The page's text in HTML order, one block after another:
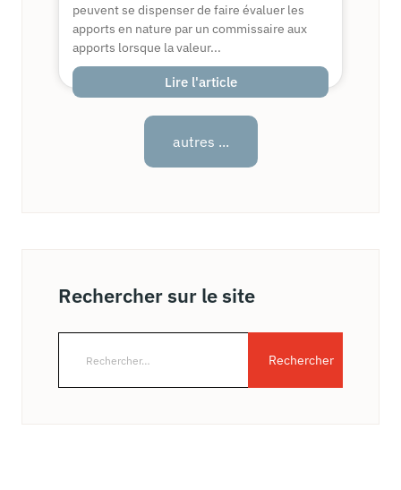
peuvent se dispenser de faire évaluer les
apports en nature par un commissaire aux
apports lorsque la valeur...
Lire l'article
autres ...
Rechercher sur le site